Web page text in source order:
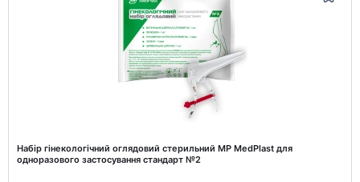
Набір гінекологічний оглядовий стерильний MP MedPlast для
одноразового застосування стандарт №2